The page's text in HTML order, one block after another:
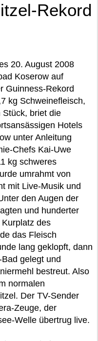
Rekord
20. August 2008
Koserow auf
Guinness-Rekord
kg Schweinefleisch,
Stück, briet die
Hotels
unter Anleitung
Chefs Kai-Uwe
kg schweres
umrahmt von
mit Live-Musik und
den Augen der
und hunderter
des
das Fleisch
lang geklopft, dann
gelegt und
bestreut. Also
normalen
Der TV-Sender
Zeuge, der
Welle übertrug live.